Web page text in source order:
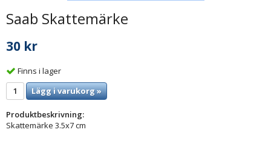
Saab Skattemärke
30 kr
Finns i lager
Lägg i varukorg »
Produktbeskrivning:
Skattemärke 3.5x7 cm